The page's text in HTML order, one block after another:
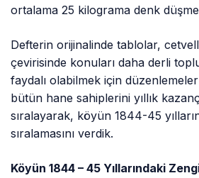
ortalama 25 kilograma denk
Defterin orijinalinde tablolar,
çevirisinde konuları daha derli
faydalı olabilmek için
bütün hane sahiplerini yıllık
sıralayarak, köyün 1844-45
sıralamasını verdik.
Köyün 1844 – 45 Yıllarındaki